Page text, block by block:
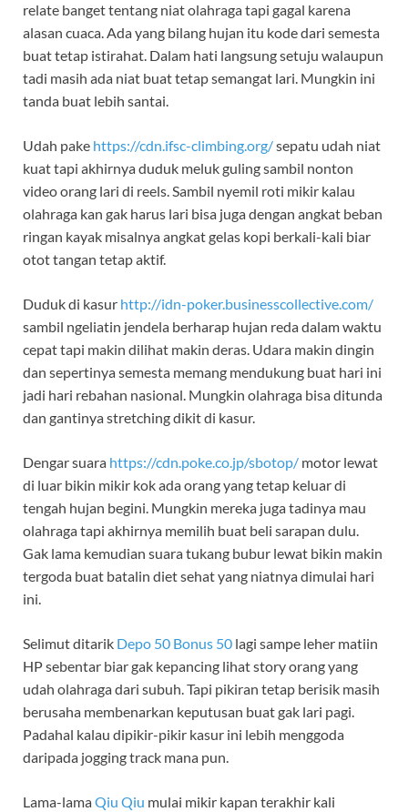
relate banget tentang niat olahraga tapi gagal karena
alasan cuaca. Ada yang bilang hujan itu kode dari semesta
buat tetap istirahat. Dalam hati langsung setuju walaupun
tadi masih ada niat buat tetap semangat lari. Mungkin ini
tanda buat lebih santai.
Udah pake https://cdn.ifsc-climbing.org/sepatu udah niat
kuat tapi akhirnya duduk meluk guling sambil nonton
video orang lari di reels. Sambil nyemil roti mikir kalau
olahraga kan gak harus lari bisa juga dengan angkat beban
ringan kayak misalnya angkat gelas kopi berkali-kali biar
otot tangan tetap aktif.
Duduk di kasur http://idn-poker.businesscollective.com/
sambil ngeliatin jendela berharap hujan reda dalam waktu
cepat tapi makin dilihat makin deras. Udara makin dingin
dan sepertinya semesta memang mendukung buat hari ini
jadi hari rebahan nasional. Mungkin olahraga bisa ditunda
dan gantinya stretching dikit di kasur.
Dengar suara https://cdn.poke.co.jp/sbotop/ motor lewat
di luar bikin mikir kok ada orang yang tetap keluar di
tengah hujan begini. Mungkin mereka juga tadinya mau
olahraga tapi akhirnya memilih buat beli sarapan dulu.
Gak lama kemudian suara tukang bubur lewat bikin makin
tergoda buat batalin diet sehat yang niatnya dimulai hari
ini.
Selimut ditarik Depo 50 Bonus 50 lagi sampe leher matiin
HP sebentar biar gak kepancing lihat story orang yang
udah olahraga dari subuh. Tapi pikiran tetap berisik masih
berusaha membenarkan keputusan buat gak lari pagi.
Padahal kalau dipikir-pikir kasur ini lebih menggoda
daripada jogging track mana pun.
Lama-lamaQiu Qiu mulai mikir kapan terakhir kali